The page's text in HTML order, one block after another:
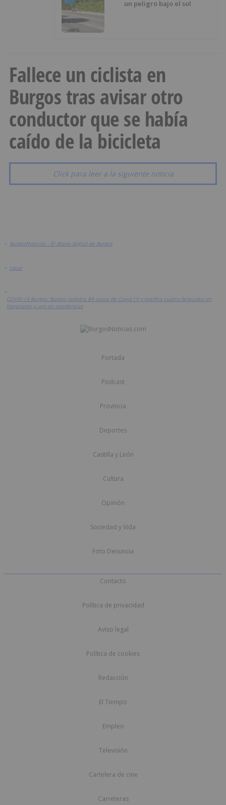
un peligro bajo el sol
Fallece un ciclista en
Burgos tras avisar otro
conductor que se había
caído de la bicicleta
Click para leer a la siguiente noticia
> BurgosNoticias - El diario digital de Burgos
> Local
>
COVID-19 Burgos: Burgos registra 89 casos de Covid-19 y notifica cuatro fallecidos en
hospitales y uno en residencias
Portada
Podcast
Provincia
Deportes
Castilla y León
Cultura
Opinión
Sociedad y Vida
Foto Denuncia
Contacto
Política de privacidad
Aviso legal
Política de cookies
Redacción
El Tiempo
Empleo
Televisión
Cartelera de cine
Carreteras